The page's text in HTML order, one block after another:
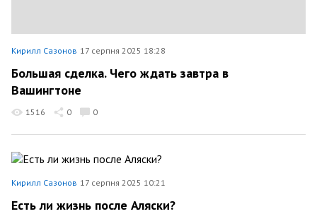
Кирилл Сазонов 17 серпня 2025 18:28
Большая сделка. Чего ждать завтра в
Вашингтоне
1516 0 0
Кирилл Сазонов 17 серпня 2025 10:21
Есть ли жизнь после Аляски?